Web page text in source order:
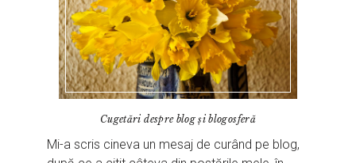
Cugetări despre blog și blogosferă
Mi-a scris cineva un mesaj de curând pe blog,